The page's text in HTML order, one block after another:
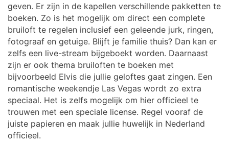
geven. Er zijn in de kapellen verschillende pakketten te
boeken. Zo is het mogelijk om direct een complete
bruiloft te regelen inclusief een geleende jurk, ringen,
fotograaf en getuige. Blijft je familie thuis? Dan kan er
zelfs een live-stream bijgeboekt worden. Daarnaast
zijn er ook thema bruiloften te boeken met
bijvoorbeeld Elvis die jullie geloftes gaat zingen. Een
romantische weekendje Las Vegas wordt zo extra
speciaal. Het is zelfs mogelijk om hier officieel te
trouwen met een speciale license. Regel vooraf de
juiste papieren en maak jullie huwelijk in Nederland
officieel.